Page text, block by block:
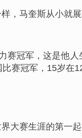
，马奎斯从小就
赛冠军，这是他
赛冠军，15岁在
大赛生涯的第